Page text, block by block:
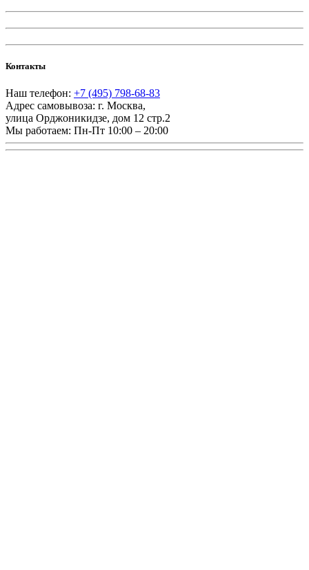
Контакты
Наш телефон: +7 (495) 798-68-83
Адрес самовывоза: г. Москва,
улица Орджоникидзе, дом 12 стр.2
Мы работаем: Пн-Пт 10:00 – 20:00